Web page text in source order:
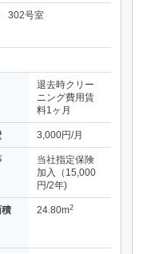
302号室
退去時クリー
ニング費用賃
料1ヶ月
3,000円/月
当社指定保険
加入（15,000
円/2年)
24.80m2